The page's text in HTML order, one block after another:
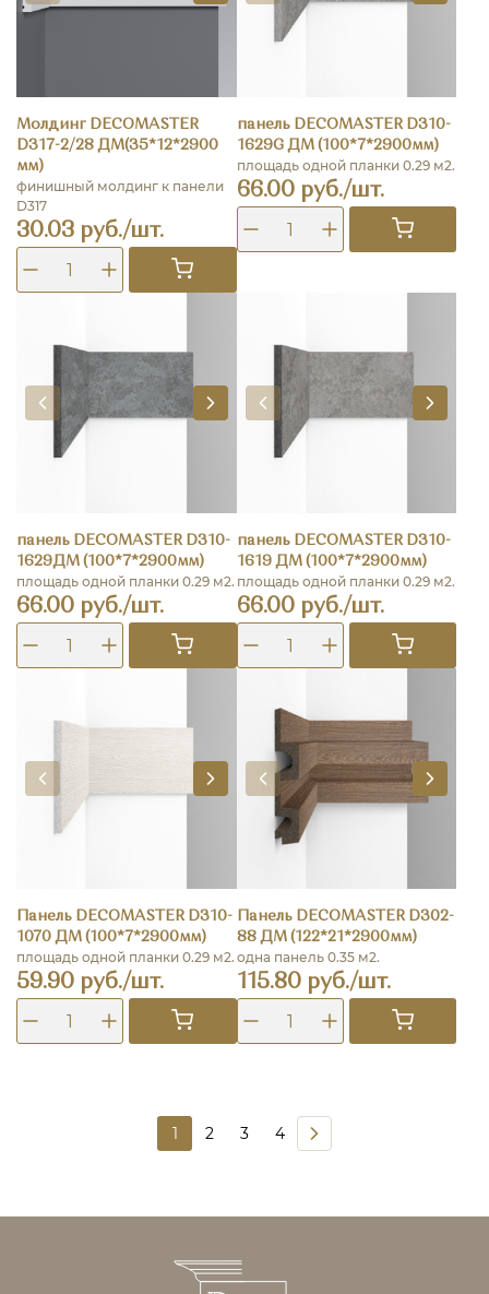
Молдинг DECOMASTER
D317-2/28 ДМ(35*12*2900
мм)
финишный молдинг к панели
D317
30.03 руб./шт.
панель DECOMASTER D310-
1629G ДМ (100*7*2900мм)
площадь одной планки 0.29 м2.
66.00 руб./шт.
панель DECOMASTER D310-
1629ДМ (100*7*2900мм)
площадь одной планки 0.29 м2.
66.00 руб./шт.
панель DECOMASTER D310-
1619 ДМ (100*7*2900мм)
площадь одной планки 0.29 м2.
66.00 руб./шт.
Панель DECOMASTER D310-
1070 ДМ (100*7*2900мм)
площадь одной планки 0.29 м2.
59.90 руб./шт.
Панель DECOMASTER D302-
88 ДМ (122*21*2900мм)
одна панель 0.35 м2.
115.80 руб./шт.
1 2 3 4